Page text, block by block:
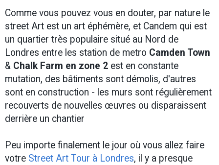
Comme vous pouvez vous en douter, par nature le
street Art est un art éphémère, et Candem qui est
un quartier très populaire situé au Nord de
Londres entre les station de metro Camden Town
& Chalk Farm en zone 2 est en constante
mutation, des bâtiments sont démolis, d'autres
sont en construction - les murs sont régulièrement
recouverts de nouvelles œuvres ou disparaissent
derrière un chantier
Peu importe finalement le jour où vous allez faire
votre Street Art Tour à Londres, il y a presque